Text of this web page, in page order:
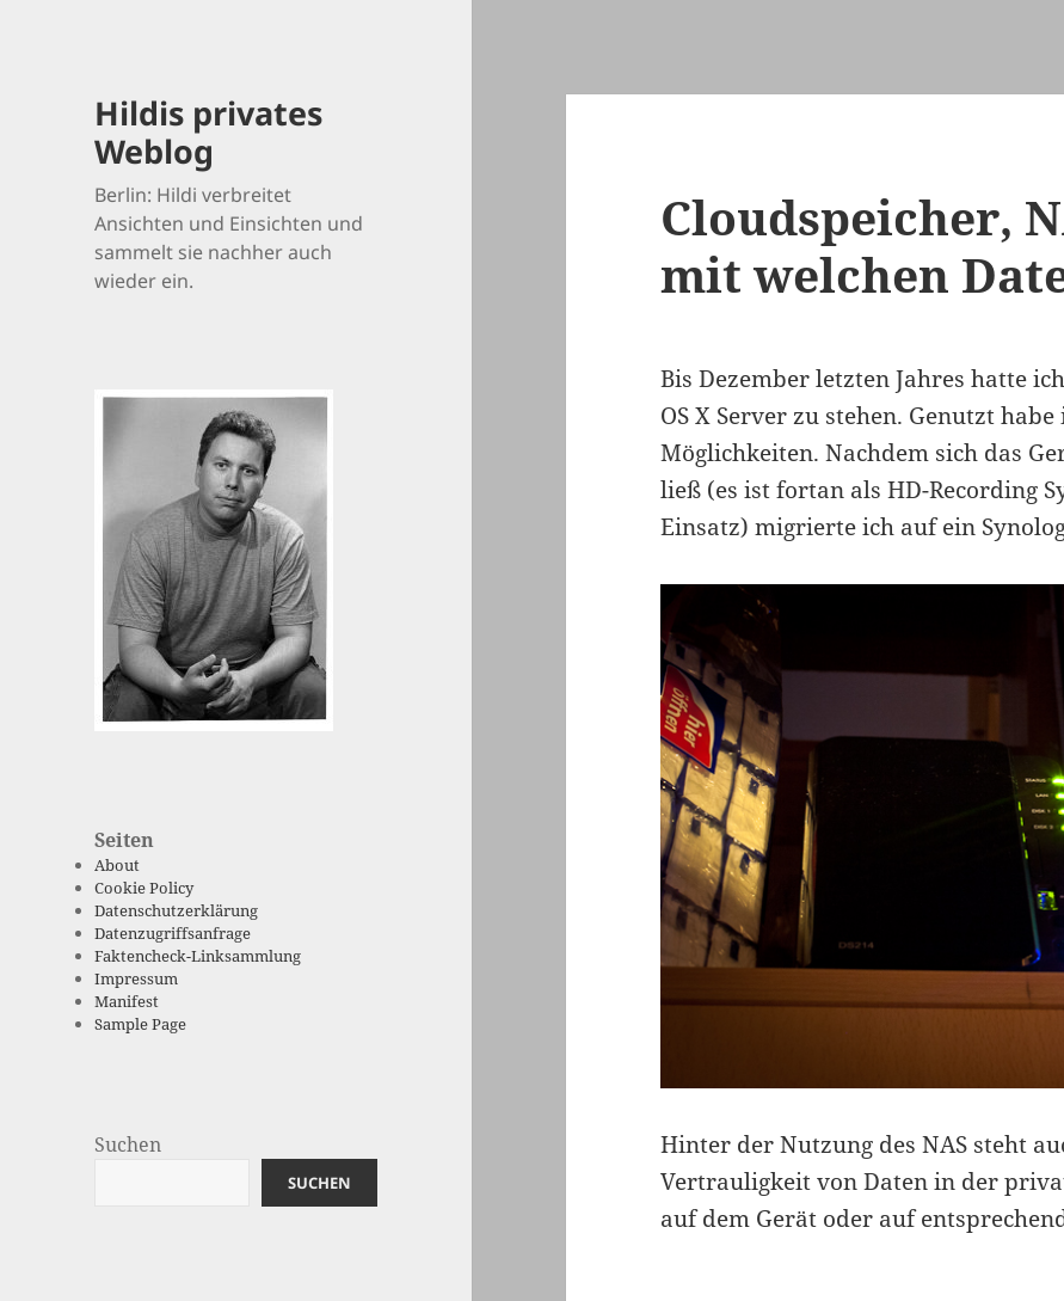
Hildis privates
Weblog
Berlin: Hildi verbreitet
Ansichten und Einsichten und
sammelt sie nachher auch
wieder ein.
Seiten
About
Cookie Policy
Datenschutzerklärung
Datenzugriffsanfrage
Faktencheck-Linksammlung
Impressum
Manifest
Sample Page
Suchen
SUCHEN
Cloudspeicher,
mit welchen
Bis Dezember letzten Jahres hatte
OS X Server zu stehen. Genutzt
Möglichkeiten. Nachdem sich das
ließ (es ist fortan als HD-Recording
Einsatz) migrierte ich auf ein
Hinter der Nutzung des NAS steht
Vertrauligkeit von Daten in der
auf dem Gerät oder auf